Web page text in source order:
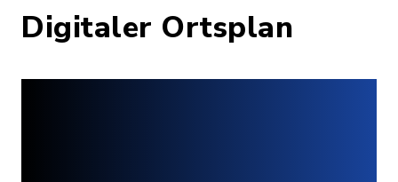
Digitaler Ortsplan